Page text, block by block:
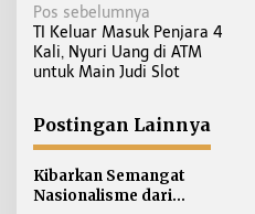
N
a
v
g
a
s
i
Pos sebelumnya
TI Keluar Masuk Penjara 4
Kali, Nyuri Uang di ATM
untuk Main Judi Slot
Postingan Lainnya
Kibarkan Semangat
Nasionalisme dari